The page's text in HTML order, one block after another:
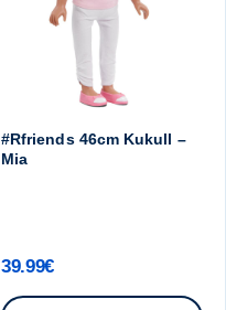
#Rfriends 46cm Kukull –
Mia
39.99€